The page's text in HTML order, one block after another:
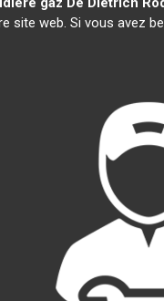
site web. Si vous avez